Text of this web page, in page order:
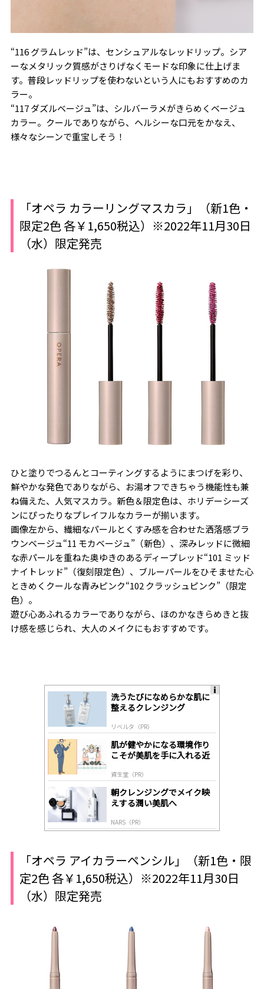
“116 グラムレッド”は、センシュアルなレッドリップ。シア
ーなメタリック質感がさりげなくモードな印象に仕上げま
す。普段レッドリップを使わないという人にもおすすめのカ
ラー。
“117 ダズルベージュ”は、シルバーラメがきらめくベージュ
カラー。クールでありながら、ヘルシーな口元をかなえ、
様々なシーンで重宝しそう！
「オペラ カラーリングマスカラ」（新1色・
限定2色 各￥1,650税込）※2022年11月30日
（水）限定発売
ひと塗りでつるんとコーティングするようにまつげを彩り、
鮮やかな発色でありながら、お湯オフできちゃう機能性も兼
ね備えた、人気マスカラ。新色＆限定色は、ホリデーシーズ
ンにぴったりなプレイフルなカラーが揃います。
画像左から、繊細なパールとくすみ感を合わせた洒落感ブラ
ウンベージュ“11 モカベージュ”（新色）、深みレッドに微細
な赤パールを重ねた奥ゆきのあるディープレッド“101 ミッド
ナイトレッド”（復刻限定色）、ブルーパールをひそませた心
ときめくクールな青みピンク“102 クラッシュピンク”（限定
色）。
遊び心あふれるカラーでありながら、ほのかなきらめきと抜
け感を感じられ、大人のメイクにもおすすめです。
洗うたびになめらかな肌に
整えるクレンジング
リベルタ（PR）
肌が健やかになる環境作り
こそが美肌を手に入れる近
資生堂（PR）
朝クレンジングでメイク映
えする潤い美肌へ
NARS（PR）
「オペラ アイカラーペンシル」（新1色・限
定2色 各￥1,650税込）※2022年11月30日
（水）限定発売